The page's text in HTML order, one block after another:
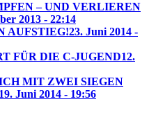
– UND VERLIEREN
2013 - 22:14
AUFSTIEG!23. Juni 2014 -
FÜR DIE C-JUGEND12.
MIT ZWEI SIEGEN
19. Juni 2014 - 19:56